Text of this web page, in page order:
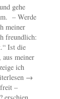
gehe
– Werde
meiner
freundlich:
Ist die
meiner
ich
→
–